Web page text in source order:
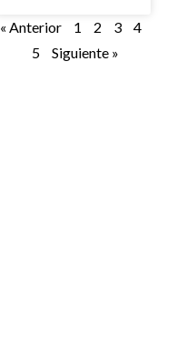
« Anterior 1 2 3
4
5
Siguiente »